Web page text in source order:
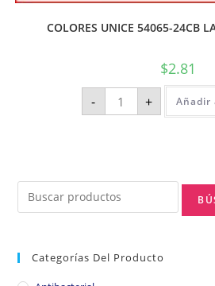
COLORES UNICE 54065-24CB
$2.81
- + Añadir
Categorías Del Producto